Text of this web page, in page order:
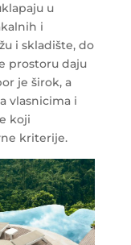
u
i
i skladište, do
prostoru daju
je širok, a
vlasnicima i
koji
kriterije.